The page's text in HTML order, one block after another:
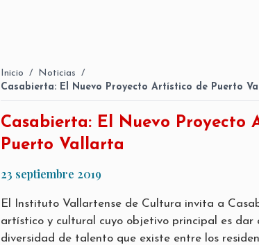
Inicio / Noticias /
Casabierta: El Nuevo Proyecto Artístico de Puerto
Casabierta: El Nuevo Proyecto
Puerto Vallarta
23 septiembre 2019
El Instituto Vallartense de Cultura invita a
artístico y cultural cuyo objetivo principal es dar
diversidad de talento que existe entre los